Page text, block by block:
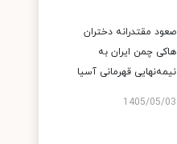
صعود مقتدرانه دختران
هاکی چمن ایران به
نیمه‌نهایی قهرمانی آسیا
1405/05/03